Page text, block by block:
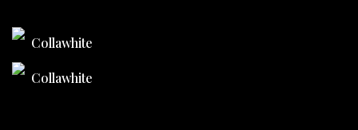
Collawhite
Collawhite